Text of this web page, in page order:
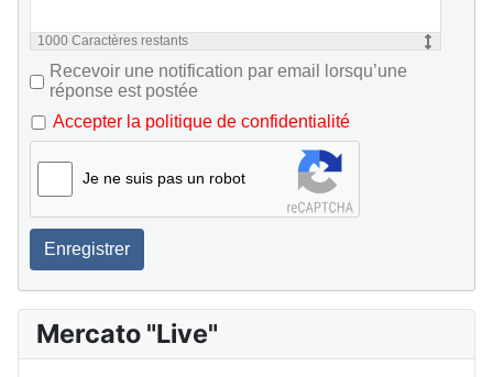
1000 Caractères restants
Recevoir une notification par email lorsqu’une
réponse est postée
Accepter la politique de confidentialité
Je ne suis pas un robot
Enregistrer
Mercato "Live"